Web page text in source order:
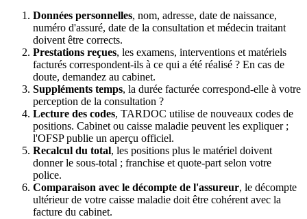
Données personnelles, nom, adresse, date de naissance,
numéro d'assuré, date de la consultation et médecin traitant
doivent être corrects.
Prestations reçues, les examens, interventions et matériels
facturés correspondent-ils à ce qui a été réalisé ? En cas de
doute, demandez au cabinet.
Suppléments temps, la durée facturée correspond-elle à votre
perception de la consultation ?
Lecture des codes, TARDOC utilise de nouveaux codes de
positions. Cabinet ou caisse maladie peuvent les expliquer ;
l'OFSP publie un aperçu officiel.
Recalcul du total, les positions plus le matériel doivent
donner le sous-total ; franchise et quote-part selon votre
police.
Comparaison avec le décompte de l'assureur, le décompte
ultérieur de votre caisse maladie doit être cohérent avec la
facture du cabinet.